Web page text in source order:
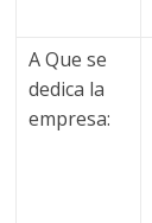
i
n
A Que se
dedica la
empresa: